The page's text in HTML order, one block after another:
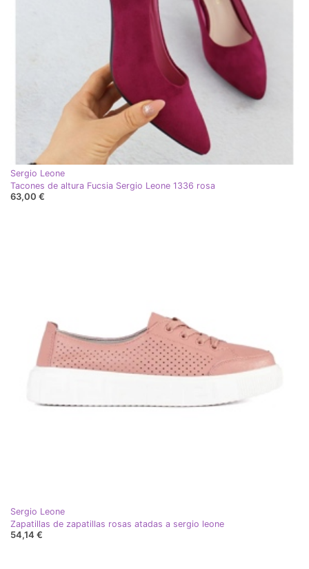
Sergio Leone
Tacones de altura Fucsia Sergio Leone 1336 rosa
63,00 €
Sergio Leone
Zapatillas de zapatillas rosas atadas a sergio leone
54,14 €